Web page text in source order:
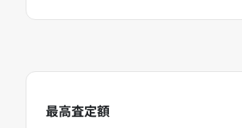
最高査定額